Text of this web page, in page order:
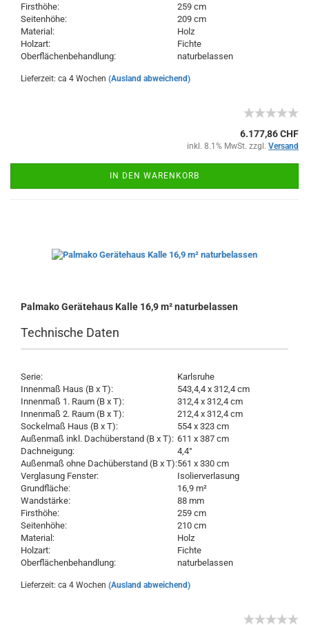
Firsthöhe:
259 cm
Seitenhöhe:
209 cm
Material:
Holz
Holzart:
Fichte
Oberflächenbehandlung:
naturbelassen
Lieferzeit: ca 4 Wochen (Ausland abweichend)
6.177,86 CHF
inkl. 8.1% MwSt. zzgl. Versand
IN DEN WARENKORB
Palmako Gerätehaus Kalle 16,9 m² naturbelassen
Technische Daten
Serie:
Karlsruhe
Innenmaß Haus (B x T):
543,4,4 x 312,4 cm
Innenmaß 1. Raum (B x T):
312,4 x 312,4 cm
Innenmaß 2. Raum (B x T):
212,4 x 312,4 cm
Sockelmaß Haus (B x T):
554 x 323 cm
Außenmaß inkl. Dachüberstand (B x T): 611 x 387 cm
Dachneigung:
4,4°
Außenmaß ohne Dachüberstand (B x T):561 x 330 cm
Verglasung Fenster:
Isolierverlasung
Grundfläche:
16,9 m²
Wandstärke:
88 mm
Firsthöhe:
259 cm
Seitenhöhe:
210 cm
Material:
Holz
Holzart:
Fichte
Oberflächenbehandlung:
naturbelassen
Lieferzeit: ca 4 Wochen (Ausland abweichend)